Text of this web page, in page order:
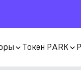
Токен PARK